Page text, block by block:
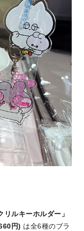
リルキーホルダー」
円) は全6種のブラ